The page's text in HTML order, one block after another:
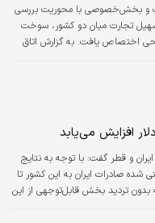
و بخش‌خصوصی با محوریت بررسی
تجارت میان دو کشور، سوخت
اختصاص یافت. به گزارش اتاق
افزایش می‌‌‌‌‌‌‌‌‌‌یابد
و قطر گفت: با توجه به نتایج
صادرات ایران به این کشور تا
بدون تردید بخش قابل‌توجهی از این